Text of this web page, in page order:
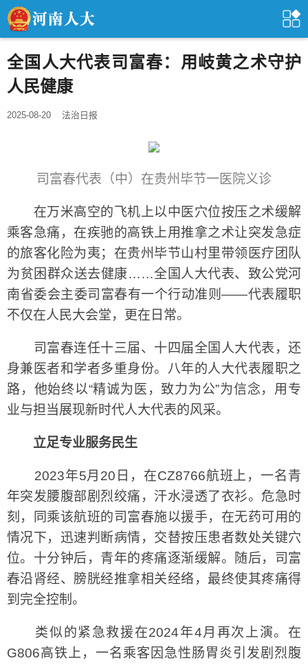
全国人大代表司富春：用岐黄之术守护
人民健康
2025-08-20 法治日报
司富春代表（中）在贵州毕节一医院义诊
在万米高空的飞机上以中医穴位按压之术缓解
乘客急痛，在疾驰的高铁上用推拿之术让突发急症
的旅客化险为夷；在贵州毕节山村里带领医疗团队
为贫困群众送去健康……全国人大代表、致公党河
南省委会主委司富春有一个行动准则——代表履职
不仅在人民大会堂，更在日常。
司富春连任十三届、十四届全国人大代表，还
身兼医者和学者多重身份。八年的人大代表履职之
路，他始终以“精诚为医，致力为公”为信念，用专
业与担当展现新时代人大代表的风采。
立足专业服务民生
2023年5月20日，在CZ8766航班上，一名青
年突发腰腹部剧烈绞痛，汗水浸透了衣衫。危急时
刻，同乘该航班的司富春施以援手，在无药可用的
情况下，迅速判断病情，交替按压患者数处关键穴
位。十分钟后，青年的疼痛逐渐缓解。随后，司富
春沿肾经、膀胱经推拿相关经络，最终使其疼痛得
到完全控制。
类似的紧急救援在2024年4月再次上演。在
G806高铁上，一名乘客因急性肠胃炎引发剧烈腹